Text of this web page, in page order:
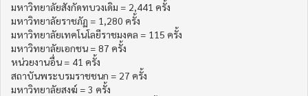
มหาวิทยาลัยสังกัดทบวงเดิม = 2,441 ครั้ง
มหาวิทยาลัยราชภัฏ = 1,280 ครั้ง
มหาวิทยาลัยเทคโนโลยีราชมงคล = 115 ครั้ง
มหาวิทยาลัยเอกชน = 87 ครั้ง
หน่วยงานอื่น = 41 ครั้ง
สถาบันพระบรมราชชนก = 27 ครั้ง
มหาวิทยาลัยสงฆ์ = 3 ครั้ง